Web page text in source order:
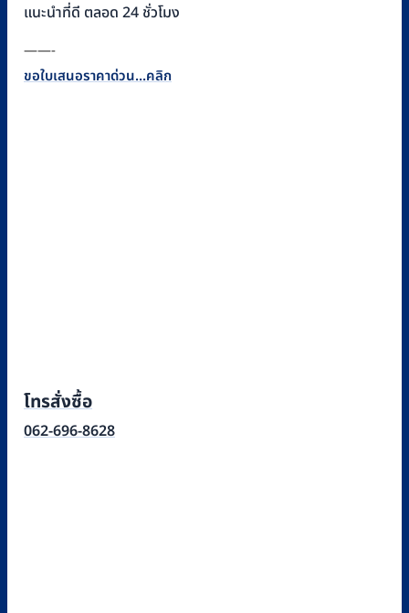
แนะนำที่ดี ตลอด 24 ชั่วโมง
——-
ขอใบเสนอราคาด่วน...คลิก
โทรสั่งซื้อ
062-696-8628